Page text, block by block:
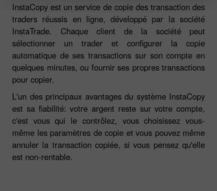
InstaCopy est un service de copie des transaction des
traders réussis en ligne, développé par la société
InstaTrade. Chaque client de la société peut
sélectionner un trader et configurer la copie
automatique de ses transactions sur son compte en
quelques minutes, ou fournir ses propres transactions
pour copier.
L'un des principaux avantages du système InstaCopy
est sa fiabilité: votre argent reste sur votre compte,
c'est vous qui le contrôlez, vous choisissez vous-
même les paramètres de copie et vous pouvez même
annuler la transaction copiée, si vous pensez qu'elle
est non-rentable.